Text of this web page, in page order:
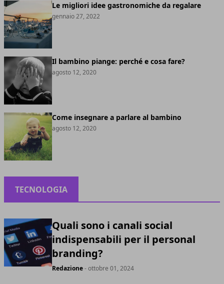
Le migliori idee gastronomiche da regalare
gennaio 27, 2022
Il bambino piange: perché e cosa fare?
agosto 12, 2020
Come insegnare a parlare al bambino
agosto 12, 2020
TECNOLOGIA
Quali sono i canali social
indispensabili per il personal
branding?
Redazione- ottobre 01, 2024